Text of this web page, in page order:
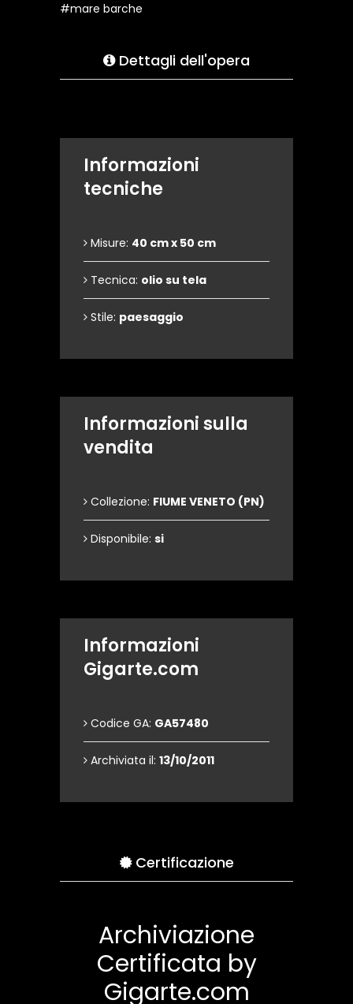
#mare barche
Dettagli dell'opera
Informazioni
tecniche
Misure: 40 cm x 50 cm
Tecnica: olio su tela
Stile: paesaggio
Informazioni sulla
vendita
Collezione: FIUME VENETO (PN)
Disponibile: si
Informazioni
Gigarte.com
Codice GA: GA57480
Archiviata il: 13/10/2011
Certificazione
Archiviazione
Certificata by
Gigarte.com